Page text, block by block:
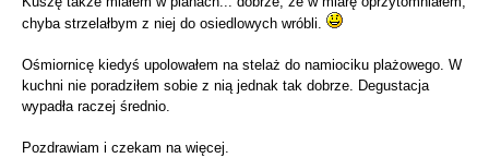
chyba strzelałbym z niej do osiedlowych wróbli.
Ośmiornicę kiedyś upolowałem na stelaż do namiociku plażowego. W
kuchni nie poradziłem sobie z nią jednak tak dobrze. Degustacja
wypadła raczej średnio.
Pozdrawiam i czekam na więcej.